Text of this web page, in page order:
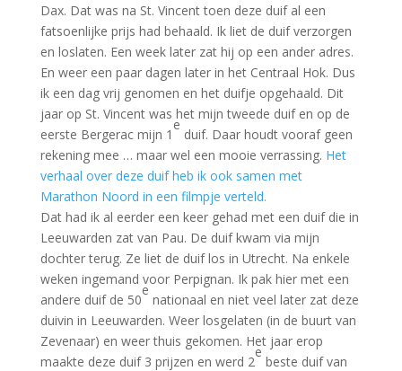
Dax. Dat was na St. Vincent toen deze duif al een
fatsoenlijke prijs had behaald. Ik liet de duif verzorgen
en loslaten. Een week later zat hij op een ander adres.
En weer een paar dagen later in het Centraal Hok. Dus
ik een dag vrij genomen en het duifje opgehaald. Dit
jaar op St. Vincent was het mijn tweede duif en op de
eerste Bergerac mijn 1
e
duif. Daar houdt vooraf geen
rekening mee … maar wel een mooie verrassing. Het
verhaal over deze duif heb ik ook samen met
Marathon Noord in een filmpje verteld.
Dat had ik al eerder een keer gehad met een duif die in
Leeuwarden zat van Pau. De duif kwam via mijn
dochter terug. Ze liet de duif los in Utrecht. Na enkele
weken ingemand voor Perpignan. Ik pak hier met een
andere duif de 50
e
nationaal en niet veel later zat deze
duivin in Leeuwarden. Weer losgelaten (in de buurt van
Zevenaar) en weer thuis gekomen. Het jaar erop
maakte deze duif 3 prijzen en werd 2
e
beste duif van